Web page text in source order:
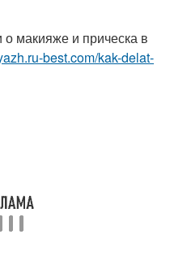
макияже и прическа в
best.com/kak-delat-